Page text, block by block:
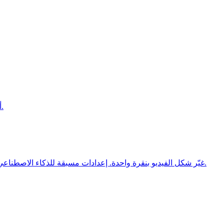
أضف مؤثرات الفيديو عبر الإنترنت في دقائق باستخدام الذكاء الاصطناعي. مجاني وسريع وبجودة احترافية على أي جهاز—بدون منحنى التعلم.
غيّر شكل الفيديو بنقرة واحدة. إعدادات مسبقة للذكاء الاصطناعي، وعناصر تحكم دقيقة، وصادرات بدقة 1080 بكسل—حافظ على الصوت الأصلي، وبدّل الأنماط، وحافظ على علامتك التجارية عبر كل منصة.